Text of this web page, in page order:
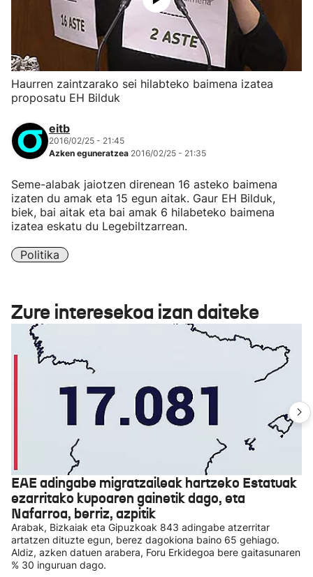
Haurren zaintzarako sei hilabteko baimena izatea
proposatu EH Bilduk
eitb
2016/02/25 - 21:45
Azken eguneratzea 2016/02/25 - 21:35
Seme-alabak jaiotzen direnean 16 asteko baimena
izaten du amak eta 15 egun aitak. Gaur EH Bilduk,
biek, bai aitak eta bai amak 6 hilabeteko baimena
izatea eskatu du Legebiltzarrean.
Politika
Zure interesekoa izan daiteke
EAE adingabe migratzaileak hartzeko Estatuak
ezarritako kupoaren gainetik dago, eta
Nafarroa, berriz, azpitik
Arabak, Bizkaiak eta Gipuzkoak 843 adingabe atzerritar
artatzen dituzte egun, berez dagokiona baino 65 gehiago.
Aldiz, azken datuen arabera, Foru Erkidegoa bere gaitasunaren
% 30 inguruan dago.